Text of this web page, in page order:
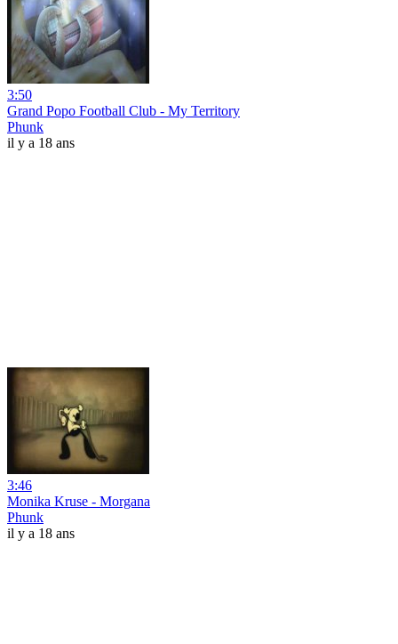
3:50
Grand Popo Football Club - My Territory
Phunk
il y a 18 ans
3:46
Monika Kruse - Morgana
Phunk
il y a 18 ans